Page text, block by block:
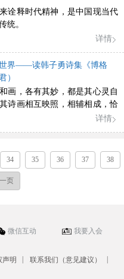
诠释时代精神，是中国现当代
统。
详情
界——读韩子勇诗集《博格
）
画，各有其妙，都是其心灵自
诗画相互映照，相辅相成，恰
处地显现和反映了当代知识分
详情
34 35 36 37 38
页
微信互动 我要入会
声明 联系我们（意见建议）